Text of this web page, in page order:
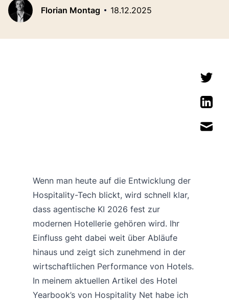
Florian Montag 18.12.2025
Wenn man heute auf die Entwicklung der
Hospitality-Tech blickt, wird schnell klar,
dass agentische KI 2026 fest zur
modernen Hotellerie gehören wird. Ihr
Einfluss geht dabei weit über Abläufe
hinaus und zeigt sich zunehmend in der
wirtschaftlichen Performance von Hotels.
In meinem aktuellen Artikel des Hotel
Yearbook’s von Hospitality Net habe ich